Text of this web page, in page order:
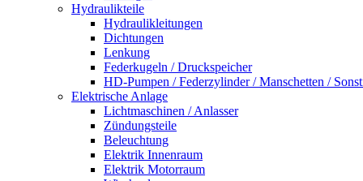
Hydraulikteile
Hydraulikleitungen
Dichtungen
Lenkung
Federkugeln / Druckspeicher
HD-Pumpen / Federzylinder / Manschetten /
Elektrische Anlage
Lichtmaschinen / Anlasser
Zündungsteile
Beleuchtung
Elektrik Innenraum
Elektrik Motorraum